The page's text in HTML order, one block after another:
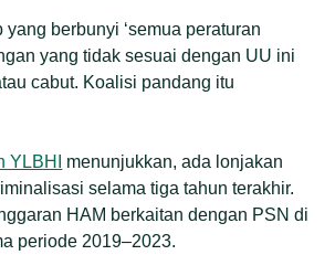
yang berbunyi ‘semua peraturan
yang tidak sesuai dengan UU ini
cabut. Koalisi pandang itu
YLBHI
menunjukkan, ada lonjakan
selama tiga tahun terakhir.
HAM berkaitan dengan PSN di
periode 2019–2023.